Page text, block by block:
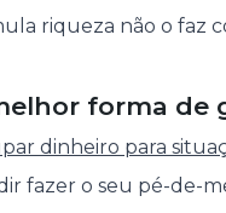
riqueza não o faz
forma
dinheiro para
fazer o seu pé-de-